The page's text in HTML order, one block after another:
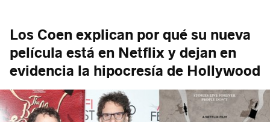
Los Coen explican por qué su nueva
película está en Netflix y dejan en
evidencia la hipocresía de Hollywood